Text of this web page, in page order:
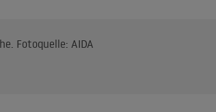
Fotoquelle: AIDA